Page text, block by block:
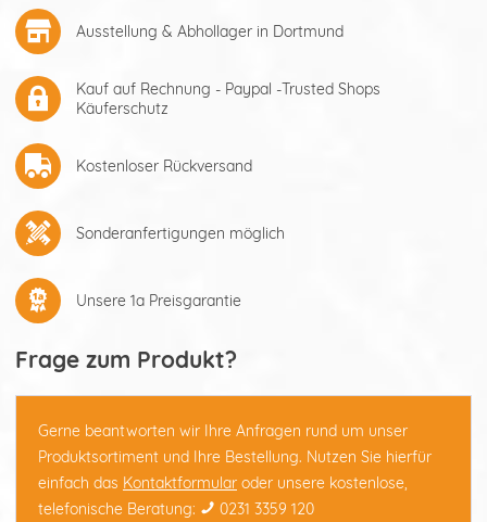
Ausstellung & Abhollager in Dortmund
Kauf auf Rechnung - Paypal -Trusted Shops
Käuferschutz
Kostenloser Rückversand
Sonderanfertigungen möglich
Unsere 1a Preisgarantie
Frage zum Produkt?
Gerne beantworten wir Ihre Anfragen rund um unser
Produktsortiment und Ihre Bestellung. Nutzen Sie hierfür
einfach das Kontaktformular oder unsere kostenlose,
telefonische Beratung:
0231 3359 120